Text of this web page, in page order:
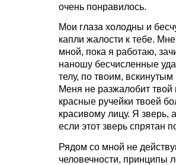
очень понравилось.
Мои глаза холодны и
капли жалости к тебе.
мной, пока я работаю,
наношу бесчисленные
телу, по твоим,
Меня не разжалобит твой
красные ручейки твоей
красивому лицу. Я зверь,
если этот зверь спрятан
Рядом со мной не
человечности, принципы